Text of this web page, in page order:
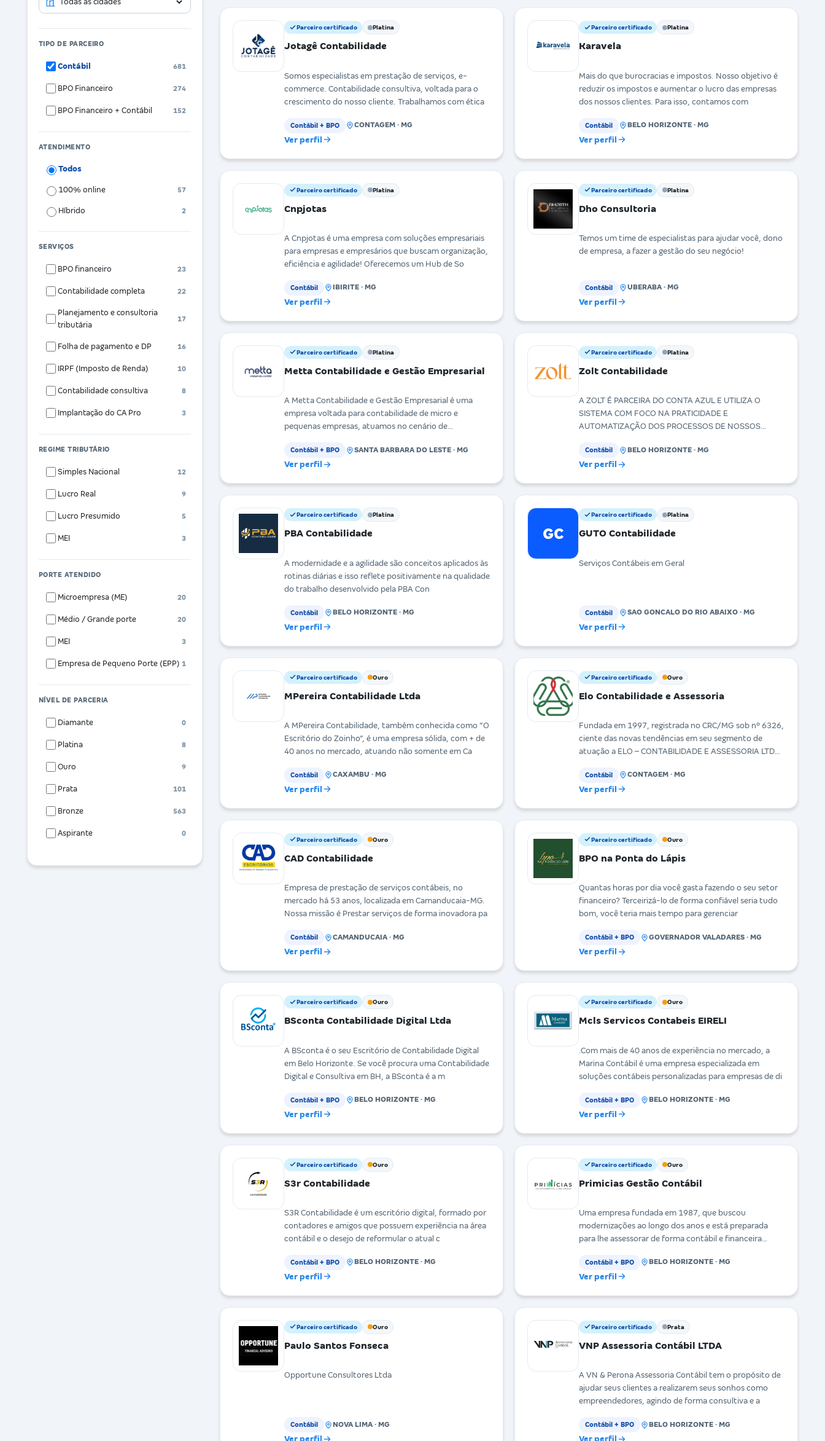
TIPO DE PARCEIRO
Contábil 681
BPO Financeiro 274
BPO Financeiro + Contábil 152
ATENDIMENTO
Todos
100% online 57
Híbrido 2
SERVIÇOS
BPO financeiro 23
Contabilidade completa 22
Planejamento e consultoria
tributária
17
Folha de pagamento e DP 16
IRPF (Imposto de Renda) 10
Contabilidade consultiva 8
Implantação do CA Pro 3
REGIME TRIBUTÁRIO
Simples Nacional 12
Lucro Real 9
Lucro Presumido 5
MEI 3
PORTE ATENDIDO
Microempresa (ME) 20
Médio / Grande porte 20
MEI 3
Empresa de Pequeno Porte (EPP) 1
NÍVEL DE PARCERIA
Diamante 0
Platina 8
Ouro 9
Prata 101
Bronze 563
Aspirante 0
Parceiro certificado Platina
Jotagê Contabilidade
Somos especialistas em prestação de serviços, e-
commerce. Contabilidade consultiva, voltada para o
crescimento do nosso cliente. Trabalhamos com ética
Contábil + BPO CONTAGEM · MG
Ver perfil
Parceiro certificado Platina
Karavela
Mais do que burocracias e impostos. Nosso objetivo é
reduzir os impostos e aumentar o lucro das empresas
dos nossos clientes. Para isso, contamos com
Contábil BELO HORIZONTE · MG
Ver perfil
Parceiro certificado Platina
Cnpjotas
A Cnpjotas é uma empresa com soluções empresariais
para empresas e empresários que buscam organização,
eficiência e agilidade! Oferecemos um Hub de So
Contábil IBIRITE · MG
Ver perfil
Parceiro certificado Platina
Dho Consultoria
Temos um time de especialistas para ajudar você, dono
de empresa, a fazer a gestão do seu negócio!
Contábil UBERABA · MG
Ver perfil
Parceiro certificado Platina
Metta Contabilidade e Gestão Empresarial
A Metta Contabilidade e Gestão Empresarial é uma
empresa voltada para contabilidade de micro e
pequenas empresas, atuamos no cenário de
Contábil + BPO SANTA BARBARA DO LESTE · MG
Ver perfil
Parceiro certificado Platina
Zolt Contabilidade
A ZOLT É PARCEIRA DO CONTA AZUL E UTILIZA O
SISTEMA COM FOCO NA PRATICIDADE E
AUTOMATIZAÇÃO DOS PROCESSOS DE NOSSOS
Contábil BELO HORIZONTE · MG
Ver perfil
Parceiro certificado Platina
PBA Contabilidade
A modernidade e a agilidade são conceitos aplicados às
rotinas diárias e isso reflete positivamente na qualidade
do trabalho desenvolvido pela PBA Con
Contábil BELO HORIZONTE · MG
Ver perfil
GC
Parceiro certificado Platina
GUTO Contabilidade
Serviços Contábeis em Geral
Contábil SAO GONCALO DO RIO ABAIXO · MG
Ver perfil
Parceiro certificado Ouro
MPereira Contabilidade Ltda
A MPereira Contabilidade, também conhecida como “O
Escritório do Zoinho”, é uma empresa sólida, com + de
40 anos no mercado, atuando não somente em Ca
Contábil CAXAMBU · MG
Ver perfil
Parceiro certificado Ouro
Elo Contabilidade e Assessoria
Fundada em 1997, registrada no CRC/MG sob nº 6326,
ciente das novas tendências em seu segmento de
atuação a ELO – CONTABILIDADE E ASSESSORIA LTDA,
Contábil CONTAGEM · MG
Ver perfil
Parceiro certificado Ouro
CAD Contabilidade
Empresa de prestação de serviços contábeis, no
mercado há 53 anos, localizada em Camanducaia-MG.
Nossa missão é Prestar serviços de forma inovadora pa
Contábil CAMANDUCAIA · MG
Ver perfil
Parceiro certificado Ouro
BPO na Ponta do Lápis
Quantas horas por dia você gasta fazendo o seu setor
financeiro? Terceirizá-lo de forma confiável seria tudo
bom, você teria mais tempo para gerenciar
Contábil + BPO GOVERNADOR VALADARES · MG
Ver perfil
Parceiro certificado Ouro
BSconta Contabilidade Digital Ltda
A BSconta é o seu Escritório de Contabilidade Digital
em Belo Horizonte. Se você procura uma Contabilidade
Digital e Consultiva em BH, a BSconta é a m
Contábil + BPO BELO HORIZONTE · MG
Ver perfil
Parceiro certificado Ouro
Mcls Servicos Contabeis EIRELI
.Com mais de 40 anos de experiência no mercado, a
Marina Contábil é uma empresa especializada em
soluções contábeis personalizadas para empresas de di
Contábil + BPO BELO HORIZONTE · MG
Ver perfil
Parceiro certificado Ouro
S3r Contabilidade
S3R Contabilidade é um escritório digital, formado por
contadores e amigos que possuem experiência na área
contábil e o desejo de reformular o atual c
Contábil + BPO BELO HORIZONTE · MG
Ver perfil
Parceiro certificado Ouro
Primicias Gestão Contábil
Uma empresa fundada em 1987, que buscou
modernizações ao longo dos anos e está preparada
para lhe assessorar de forma contábil e financeira
Contábil + BPO BELO HORIZONTE · MG
Ver perfil
Parceiro certificado Ouro
Paulo Santos Fonseca
Opportune Consultores Ltda
Contábil NOVA LIMA · MG
Ver perfil
Parceiro certificado Prata
VNP Assessoria Contábil LTDA
A VN & Perona Assessoria Contábil tem o propósito de
ajudar seus clientes a realizarem seus sonhos como
empreendedores, agindo de forma consultiva e a
Contábil + BPO BELO HORIZONTE · MG
Ver perfil